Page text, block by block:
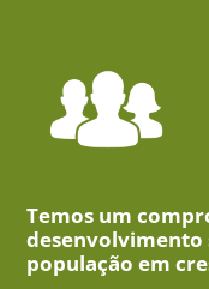
Temos um
desenvolvimento
população em